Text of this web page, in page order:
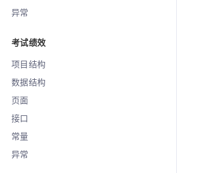
异常
考试绩效
项目结构
数据结构
页面
接口
常量
异常